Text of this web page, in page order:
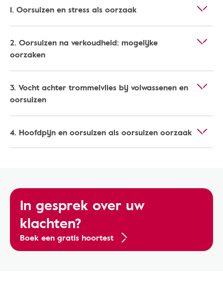
1. Oorsuizen en stress als oorzaak
2. Oorsuizen na verkoudheid: mogelijke
oorzaken
3. Vocht achter trommelvlies bij volwassenen en
oorsuizen​
4. Hoofdpijn en oorsuizen als oorsuizen oorzaak
In gesprek over uw
klachten?
Boek een gratis hoortest